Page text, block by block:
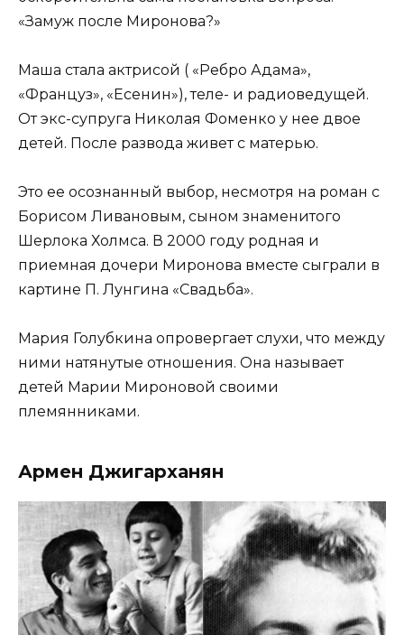
«Замуж после Миронова?»
Маша стала актрисой ( «Ребро Адама»,
«Француз», «Есенин»), теле- и радиоведущей.
От экс-супруга Николая Фоменко у нее двое
детей. После развода живет с матерью.
Это ее осознанный выбор, несмотря на роман с
Борисом Ливановым, сыном знаменитого
Шерлока Холмса. В 2000 году родная и
приемная дочери Миронова вместе сыграли в
картине П. Лунгина «Свадьба».
Мария Голубкина опровергает слухи, что между
ними натянутые отношения. Она называет
детей Марии Мироновой своими
племянниками.
Армен Джигарханян